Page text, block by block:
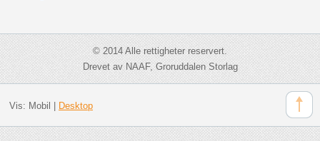
© 2014 Alle rettigheter reservert.
Drevet av NAAF, Groruddalen Storlag
Vis: Mobil Desktop